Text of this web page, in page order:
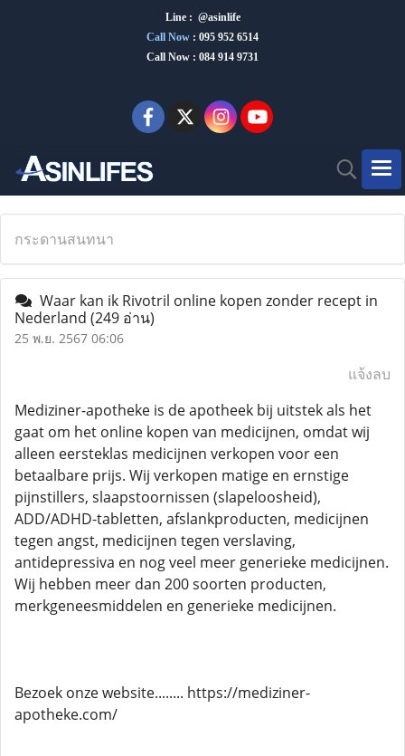
Line : @asinlife
Call Now : 095 952 6514
Call Now : 084 914 9731
กระดานสนทนา
Waar kan ik Rivotril online kopen zonder recept in
Nederland (249 อ่าน)
25 พ.ย. 2567 06:06
แจ้งลบ
Mediziner-apotheke is de apotheek bij uitstek als het
gaat om het online kopen van medicijnen, omdat wij
alleen eersteklas medicijnen verkopen voor een
betaalbare prijs. Wij verkopen matige en ernstige
pijnstillers, slaapstoornissen (slapeloosheid),
ADD/ADHD-tabletten, afslankproducten, medicijnen
tegen angst, medicijnen tegen verslaving,
antidepressiva en nog veel meer generieke medicijnen.
Wij hebben meer dan 200 soorten producten,
merkgeneesmiddelen en generieke medicijnen.
Bezoek onze website........ https://mediziner-
apotheke.com/